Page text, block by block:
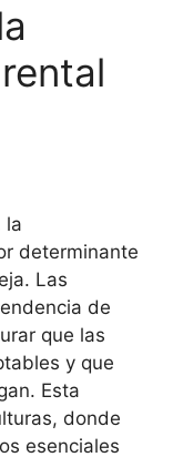
la
determinante
Las
de
que las
y que
Esta
donde
esenciales